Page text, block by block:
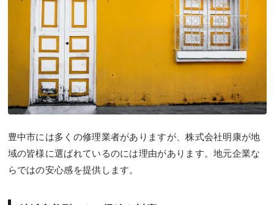
豊中市には多くの修理業者がありますが、株式会社明康が地
域の皆様に選ばれているのには理由があります。地元企業な
らではの安心感を提供します。